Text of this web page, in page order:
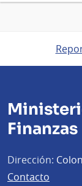
Finanzas
Dirección:
Contacto